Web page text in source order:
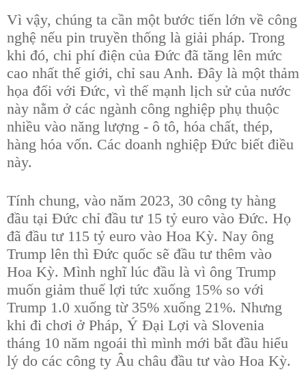
Vì vậy, chúng ta cần một bước tiến lớn về công
nghệ nếu pin truyền thống là giải pháp. Trong
khi đó, chi phí điện của Đức đã tăng lên mức
cao nhất thế giới, chỉ sau Anh. Đây là một thảm
họa đối với Đức, vì thế mạnh lịch sử của nước
này nằm ở các ngành công nghiệp phụ thuộc
nhiều vào năng lượng - ô tô, hóa chất, thép,
hàng hóa vốn. Các doanh nghiệp Đức biết điều
này.
Tính chung, vào năm 2023, 30 công ty hàng
đầu tại Đức chỉ đầu tư 15 tỷ euro vào Đức. Họ
đã đầu tư 115 tỷ euro vào Hoa Kỳ. Nay ông
Trump lên thì Đức quốc sẽ đầu tư thêm vào
Hoa Kỳ. Mình nghĩ lúc đầu là vì ông Trump
muốn giảm thuế lợi tức xuống 15% so với
Trump 1.0 xuống từ 35% xuống 21%. Nhưng
khi đi chơi ở Pháp, Ý Đại Lợi và Slovenia
tháng 10 năm ngoái thì mình mới bắt đầu hiểu
lý do các công ty Âu châu đầu tư vào Hoa Kỳ.